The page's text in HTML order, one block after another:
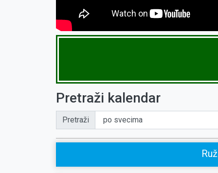
Pretraži kalendar
Pretraži